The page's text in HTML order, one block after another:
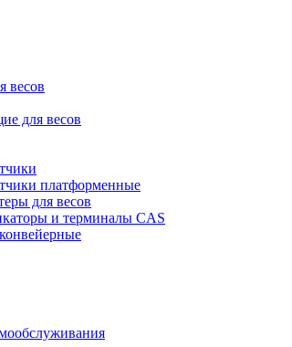
весов
для весов
платформенные
для весов
и терминалы CAS